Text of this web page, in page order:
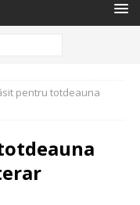
pentru totdeauna